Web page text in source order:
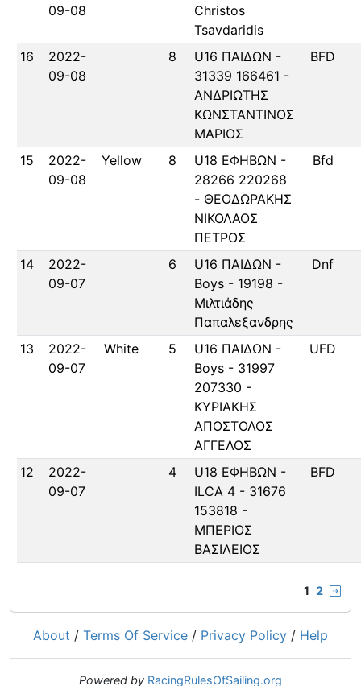
09-08
Christos
Tsavdaridis
16
2022-
09-08
8
U16 ΠΑΙΔΩΝ -
31339 166461 -
ΑΝΔΡΙΩΤΗΣ
ΚΩΝΣΤΑΝΤΙΝΟΣ
ΜΑΡΙΟΣ
BFD
15
2022-
09-08
Yellow 8
U18 ΕΦΗΒΩΝ -
28266 220268
- ΘΕΟΔΩΡΑΚΗΣ
ΝΙΚΟΛΑΟΣ
ΠΕΤΡΟΣ
Bfd
14
2022-
09-07
6
U16 ΠΑΙΔΩΝ -
Boys - 19198 -
Μιλτιάδης
Παπαλεξανδρης
Dnf
13
2022-
09-07
White 5
U16 ΠΑΙΔΩΝ -
Boys - 31997
207330 -
ΚΥΡΙΑΚΗΣ
ΑΠΟΣΤΟΛΟΣ
ΑΓΓΕΛΟΣ
UFD
12
2022-
09-07
4
U18 ΕΦΗΒΩΝ -
ILCA 4 - 31676
153818 -
ΜΠΕΡΙΟΣ
ΒΑΣΙΛΕΙΟΣ
BFD
1 2
About / Terms Of Service / Privacy Policy / Help
Powered by RacingRulesOfSailing.org